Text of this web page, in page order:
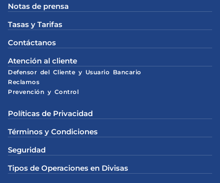
Notas de prensa
Tasas y Tarifas
Contáctanos
Atención al cliente
Defensor del Cliente y Usuario Bancario
Reclamos
Prevención y Control
Políticas de Privacidad
Términos y Condiciones
Seguridad
Tipos de Operaciones en Divisas